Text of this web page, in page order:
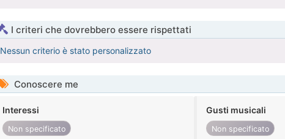
I criteri che dovrebbero essere rispettati
Nessun criterio è stato personalizzato
Conoscere me
Interessi
Non specificato
Gusti musicali
Non specificato